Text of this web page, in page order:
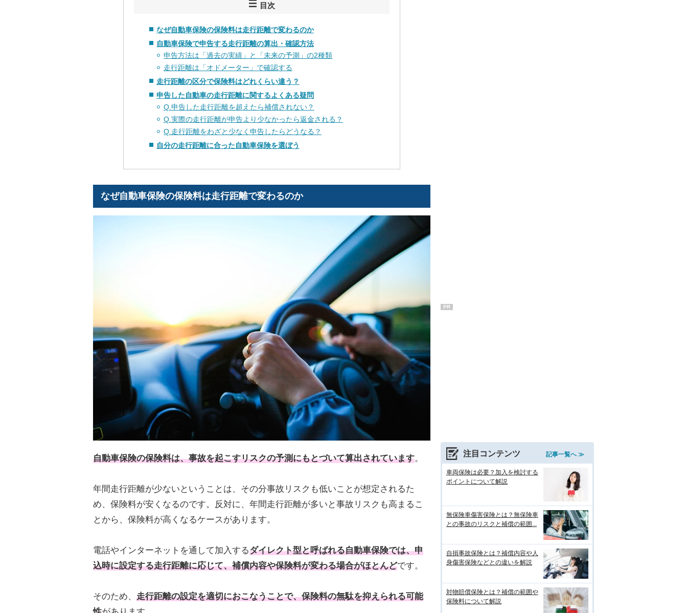
目次
なぜ自動車保険の保険料は走行距離で変わるのか
自動車保険で申告する走行距離の算出・確認方法
申告方法は「過去の実績」と「未来の予測」の2種類
走行距離は「オドメーター」で確認する
走行距離の区分で保険料はどれくらい違う？
申告した自動車の走行距離に関するよくある疑問
Q.申告した走行距離を超えたら補償されない？
Q.実際の走行距離が申告より少なかったら返金される？
Q.走行距離をわざと少なく申告したらどうなる？
自分の走行距離に合った自動車保険を選ぼう
なぜ自動車保険の保険料は走行距離で変わるのか
自動車保険の保険料は、事故を起こすリスクの予測にもとづいて算出されています。
年間走行距離が少ないということは、その分事故リスクも低いことが想定されるた
め、保険料が安くなるのです。反対に、年間走行距離が多いと事故リスクも高まるこ
とから、保険料が高くなるケースがあります。
電話やインターネットを通して加入するダイレクト型と呼ばれる自動車保険では、申
込時に設定する走行距離に応じて、補償内容や保険料が変わる場合がほとんどです。
そのため、 走行距離の設定を適切におこなうことで、保険料の無駄を抑えられる可能
PR
注目コンテンツ 記事一覧へ ≫
車両保険は必要？加入を検討する
ポイントについて解説
無保険車傷害保険とは？無保険車
との事故のリスクと補償の範囲...
自損事故保険とは？補償内容や人
身傷害保険などとの違いを解説
対物賠償保険とは？補償の範囲や
保険料について解説